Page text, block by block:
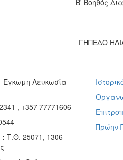
ΓΗΠΕΔΟ
Έγκωμη Λευκωσία
, +357 77771606
: Τ.Θ. 25071, 1306 -
Πρώην